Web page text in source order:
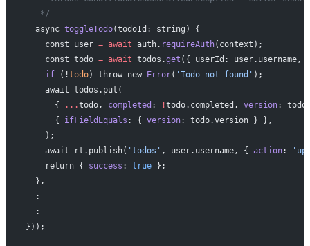
   */
  async
toggleTodo(todoId: string) {
    const user
= await auth. requireAuth(context);
    const todo
= await todos.get ({ userId: user.username,
    if
(!todo) throw new Error( 'Todo not found' );
    await todos.put(
      {
...todo, completed : !todo.completed, version:
      {
ifFieldEquals : { version: todo.version } },
    );
    await rt.publish(
'todos' , user.username, { action:
    return {
success : true };
  },
  :
  :
}));